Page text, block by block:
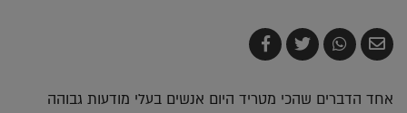
שלח
בדואר
שתף
ב-
צייץ
ב-
שתף
ב-
אחד הדברים שהכי מטריד היום אנשים בעלי מודעות גבוהה